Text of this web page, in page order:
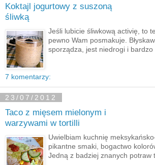
Koktajl jogurtowy z suszoną
śliwką
Jeśli lubicie śliwkową activię, to
pewno Wam posmakuje.
sporządza, jest niedrogi i bardzo
7 komentarzy:
23/07/2012
Taco z mięsem mielonym i
warzywami w tortilli
Uwielbiam kuchnię
pikantne smaki, bogactwo
Jedną z badziej znanych potraw